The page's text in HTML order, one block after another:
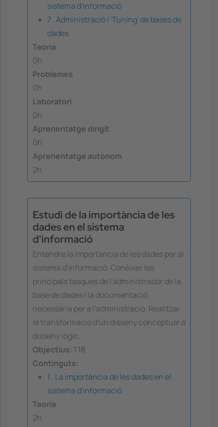
sistema d'informació
7 . Administració i 'Tuning' de bases de
dades
Teoria
0h
Problemes
0h
Laboratori
0h
Aprenentatge dirigit
0h
Aprenentatge autònom
2h
Estudi de la importància de les
dades en el sistema
d'informació
Entendre la importància de les dades per al
sistema d'informació. Conèixer les
principals tasques de l'administrador de la
base de dades i la documentació
necessària per a l'administració. Realitzar
la transformació d'un disseny conceptual a
disseny lògic.
Objectius: 1 18
Continguts:
1 . La importància de les dades en el
sistema d'informació
Teoria
2h